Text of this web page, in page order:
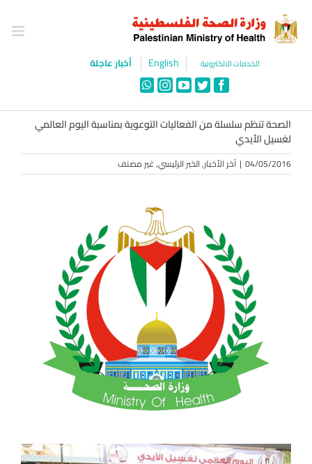
content
الخدمات الالكترونية English أخبار عاجلة
Facebook
Twitter
YouTube
Instagram
WhatsApp
الصحة تنظم سلسلة من الفعاليات التوعوية بمناسبة اليوم العالمي
لغسيل الأيدي
04/05/2016
| آخر الأخبار,الخبر الرئيسي,غير مصنف